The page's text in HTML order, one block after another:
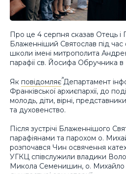
Про це 4 серпня сказав Отець і
Блаженніший Святослав під час
школи імені митрополита
парафії св. Йосифа Обручника в
Як повідомляєДепартамент
Франківської архиєпархії, до
молодь, діти, вірні,
та духовенство.
Після зустрічі Блаженнішого
парафіянами та парохом о.
розпочався Чин освячення
УГКЦ співслужили владики
Микола Семенишин, о. Михайло